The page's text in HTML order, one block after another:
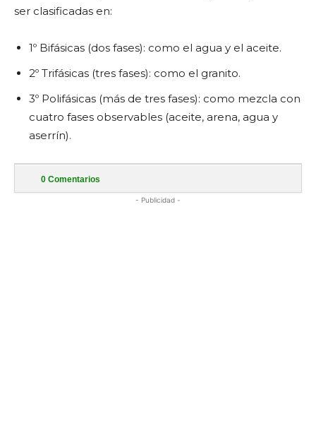
ser clasificadas en:
1º Bifásicas (dos fases): como el agua y el aceite.
2º Trifásicas (tres fases): como el granito.
3º Polifásicas (más de tres fases): como mezcla con
cuatro fases observables (aceite, arena, agua y
aserrín).
0 Comentarios
- Publicidad -